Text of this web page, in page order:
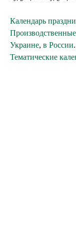
Календарь
Украине, в России.
Тематические